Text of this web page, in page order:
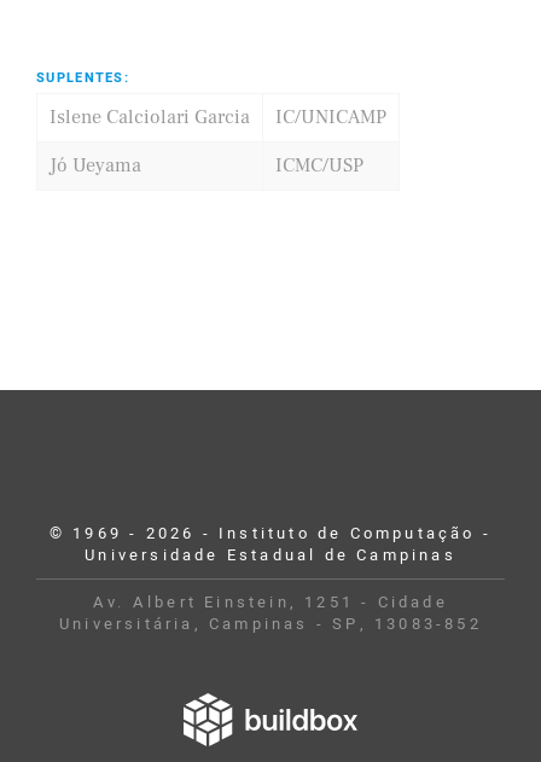
SUPLENTES:
Islene Calciolari Garcia
IC/UNICAMP
Jó Ueyama
ICMC/USP
© 1969 - 2026 - Instituto de Computação -
Universidade Estadual de Campinas
Av. Albert Einstein, 1251 - Cidade
Universitária, Campinas - SP, 13083-852